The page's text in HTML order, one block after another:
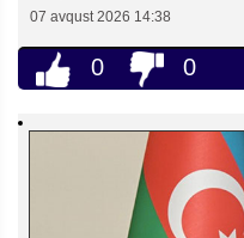
07 avqust 2026 14:38
0 0